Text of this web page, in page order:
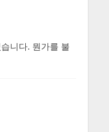
니다. 뭔가를 불